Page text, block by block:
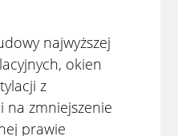
najwyższej
okien
z
na zmniejszenie
prawie